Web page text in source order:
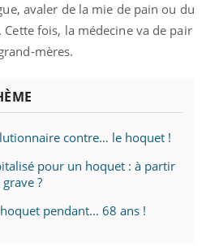
avaler de la mie de pain ou du
fois, la médecine va de pair
mères.
contre… le hoquet !
pour un hoquet : à partir
?
pendant... 68 ans !